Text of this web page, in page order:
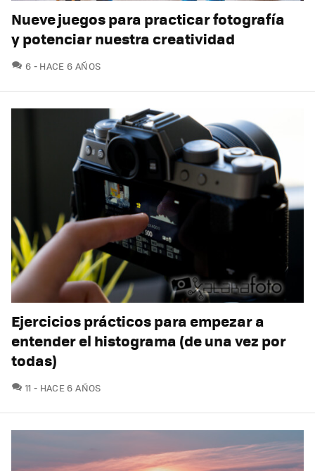
Nueve juegos para practicar fotografía
y potenciar nuestra creatividad
6 COMENTARIOS
HACE 6 AÑOS
Ejercicios prácticos para empezar a
entender el histograma (de una vez por
todas)
11 COMENTARIOS
HACE 6 AÑOS